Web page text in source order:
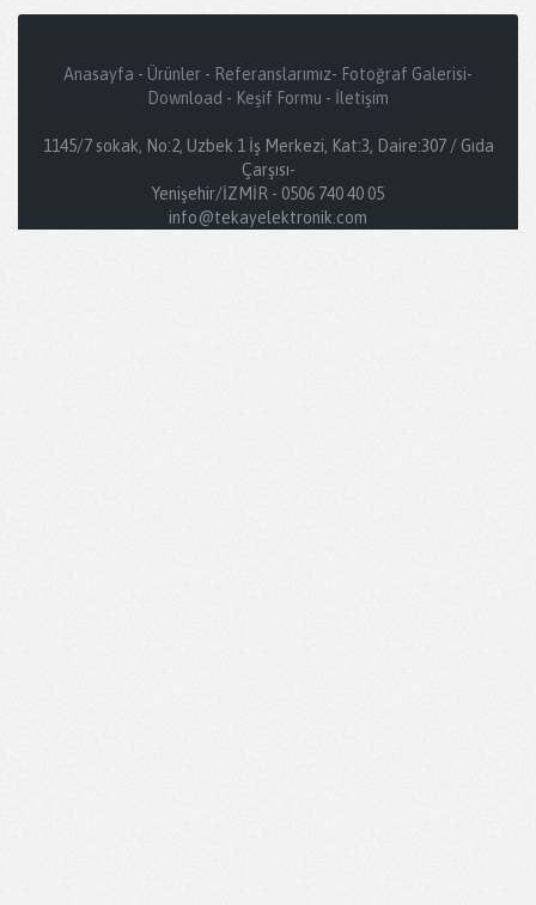
Anasayfa - Ürünler - Referanslarımız- Fotoğraf Galerisi-
Download - Keşif Formu - İletişim
1145/7 sokak, No:2, Uzbek 1 İş Merkezi, Kat:3, Daire:307 / Gıda
Çarşısı-
Yenişehir/İZMİR - 0506 740 40 05
info@tekayelektronik.com